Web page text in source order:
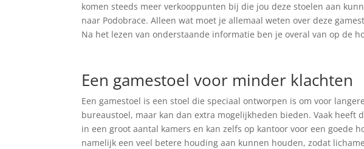
komen steeds meer verkooppunten bij die jou deze stoelen aan
naar Podobrace. Alleen wat moet je allemaal weten over deze
Na het lezen van onderstaande informatie ben je overal van op de
Een gamestoel voor minder klachten
Een gamestoel is een stoel die speciaal ontworpen is om voor
bureaustoel, maar kan dan extra mogelijkheden bieden. Vaak heeft
in een groot aantal kamers en kan zelfs op kantoor voor een goede
namelijk een veel betere houding aan kunnen houden, zodat